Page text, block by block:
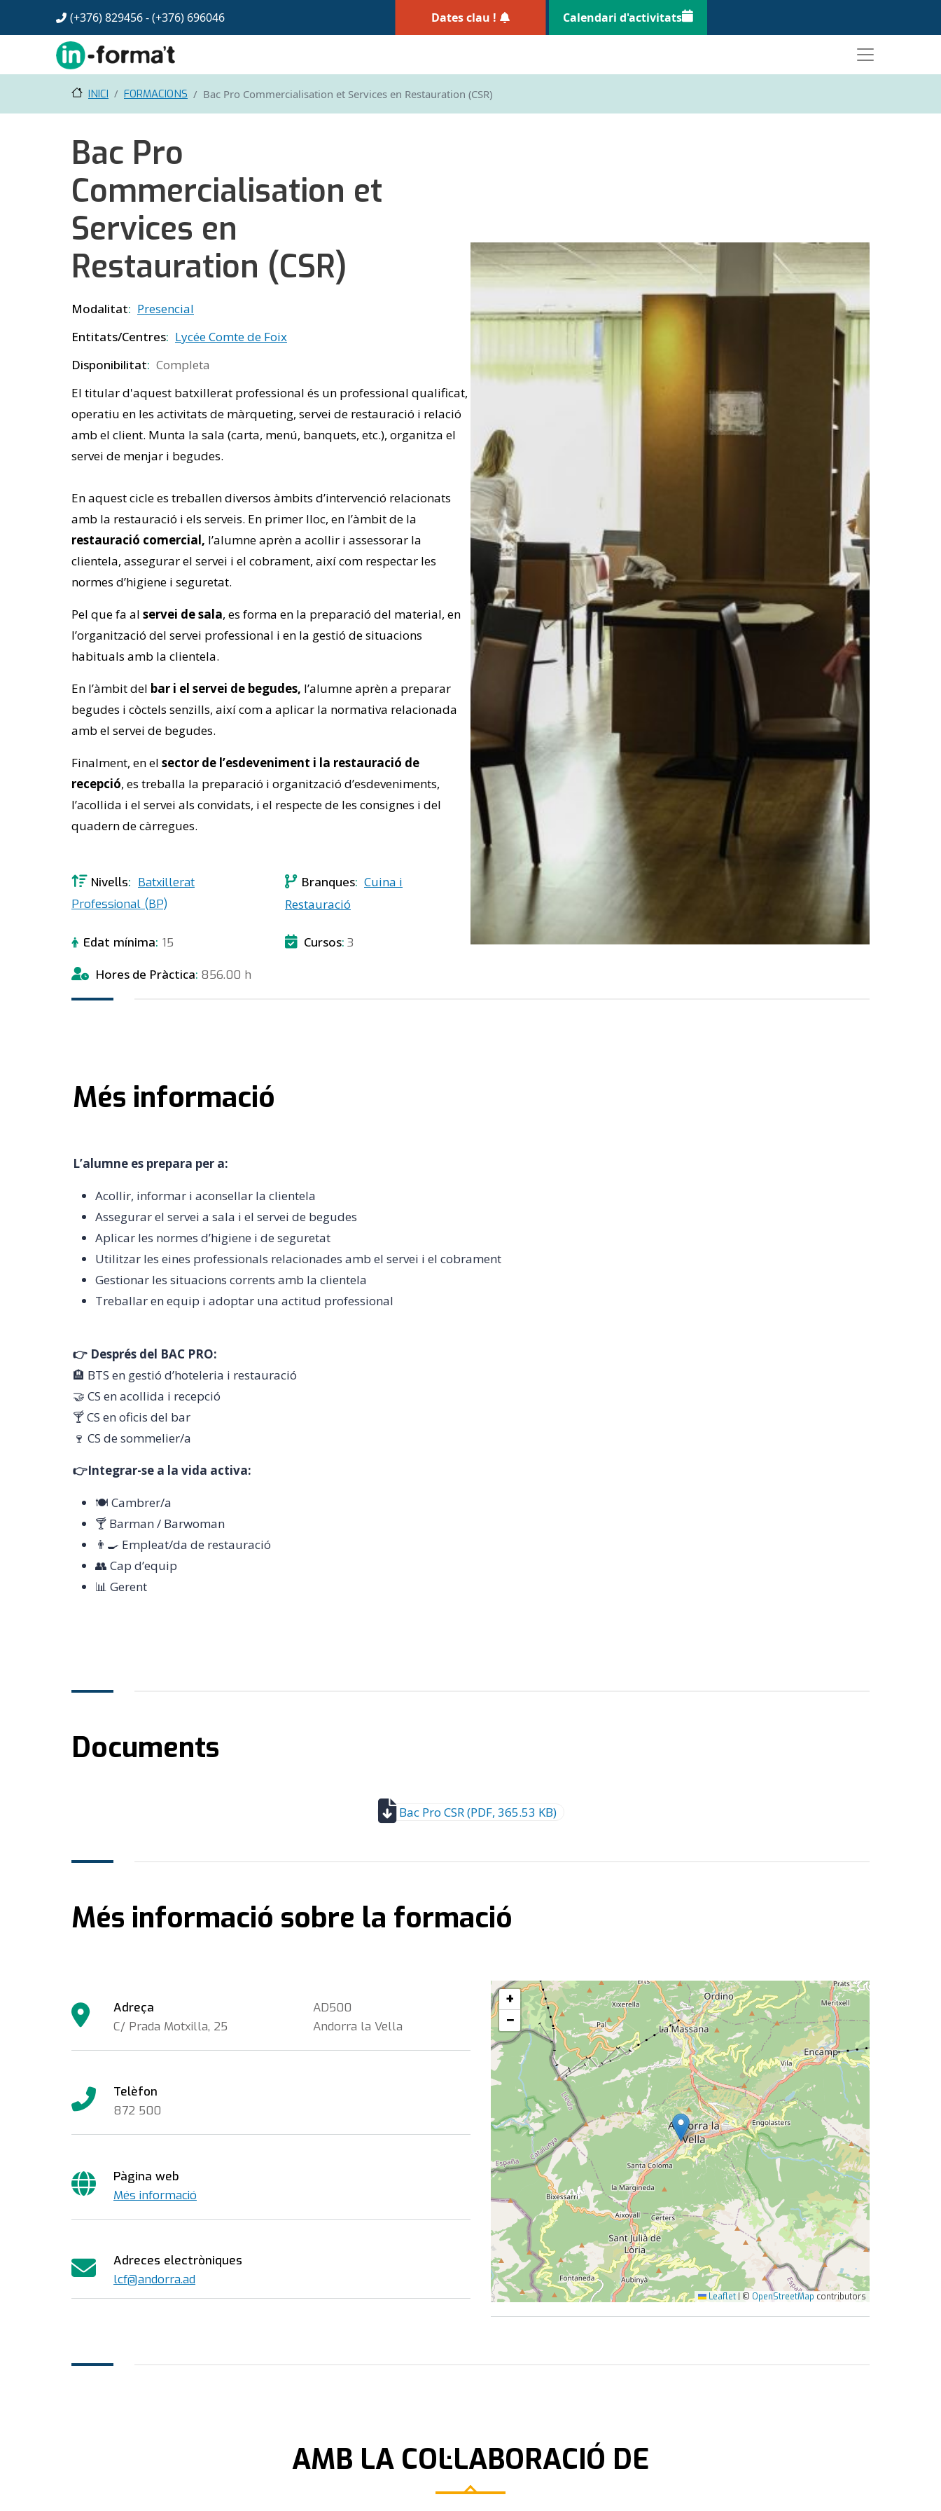
(+376) 829456 - (+376) 696046 Calendari d'activitats
Dates clau !
INICI FORMACIONS Bac Pro Commercialisation et Services en Restauration (CSR)
Bac Pro
Commercialisation et
Services en
Restauration (CSR)
Modalitat
Presencial
Entitats/Centres
Lycée Comte de Foix
Disponibilitat
Completa
El titular d'aquest batxillerat professional és un professional qualificat,
operatiu en les activitats de màrqueting, servei de restauració i relació
amb el client. Munta la sala (carta, menú, banquets, etc.), organitza el
servei de menjar i begudes.
En aquest cicle es treballen diversos àmbits d’intervenció relacionats
amb la restauració i els serveis. En primer lloc, en l’àmbit de la
restauració comercial, l’alumne aprèn a acollir i assessorar la
clientela, assegurar el servei i el cobrament, així com respectar les
normes d’higiene i seguretat.
Pel que fa al servei de sala, es forma en la preparació del material, en
l’organització del servei professional i en la gestió de situacions
habituals amb la clientela.
En l’àmbit del bar i el servei de begudes, l’alumne aprèn a preparar
begudes i còctels senzills, així com a aplicar la normativa relacionada
amb el servei de begudes.
Finalment, en el sector de l’esdeveniment i la restauració de
recepció, es treballa la preparació i organització d’esdeveniments,
l’acollida i el servei als convidats, i el respecte de les consignes i del
quadern de càrregues.
Nivells
Batxillerat
Professional (BP)
Branques Cuina i
Restauració
Edat mínima 15 Cursos 3
Hores de Pràctica 856.00 h
Més informació
L’alumne es prepara per a:
Acollir, informar i aconsellar la clientela
Assegurar el servei a sala i el servei de begudes
Aplicar les normes d’higiene i de seguretat
Utilitzar les eines professionals relacionades amb el servei i el cobrament
Gestionar les situacions corrents amb la clientela
Treballar en equip i adoptar una actitud professional
👉 Després del BAC PRO:
🏨 BTS en gestió d’hoteleria i restauració
🤝 CS en acollida i recepció
🍸 CS en oficis del bar
🍷 CS de sommelier/a
👉Integrar-se a la vida activa:
🍽️ Cambrer/a
🍸 Barman / Barwoman
👨‍🍳 Empleat/da de restauració
👥 Cap d’equip
📊 Gerent
Documents
Bac Pro CSR (PDF, 365.53 KB)
Més informació sobre la formació
Adreça
C/ Prada Motxilla, 25
AD500
Andorra la Vella
Telèfon
872 500
Pàgina web
Més informació
Adreces electròniques
lcf@andorra.ad
+
−
Leaflet | © OpenStreetMap contributors
AMB LA COL·LABORACIÓ DE